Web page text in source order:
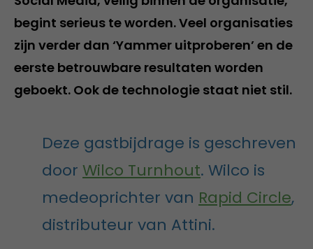
begint serieus te worden. Veel organisaties
zijn verder dan ‘Yammer uitproberen’ en de
eerste betrouwbare resultaten worden
geboekt. Ook de technologie staat niet stil.
Deze gastbijdrage is geschreven
door Wilco Turnhout. Wilco is
medeoprichter van Rapid Circle,
distributeur van Attini.